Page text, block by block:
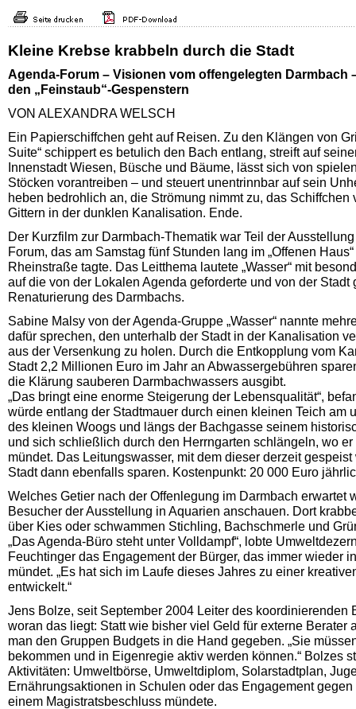
Kleine Krebse krabbeln durch die Stadt
Agenda-Forum – Visionen vom offengelegten Darmbach
den „Feinstaub“-Gespenstern
VON ALEXANDRA WELSCH
Ein Papierschiffchen geht auf Reisen. Zu den Klängen von
Suite“ schippert es betulich den Bach entlang, streift auf
Innenstadt Wiesen, Büsche und Bäume, lässt sich von
Stöcken vorantreiben – und steuert unentrinnbar auf sein
heben bedrohlich an, die Strömung nimmt zu, das Schiffchen
Gittern in der dunklen Kanalisation. Ende.
Der Kurzfilm zur Darmbach-Thematik war Teil der
Forum, das am Samstag fünf Stunden lang im „Offenen
Rheinstraße tagte. Das Leitthema lautete „Wasser“ mit
auf die von der Lokalen Agenda geforderte und von der Stadt
Renaturierung des Darmbachs.
Sabine Malsy von der Agenda-Gruppe „Wasser“ nannte
dafür sprechen, den unterhalb der Stadt in der Kanalisation
aus der Versenkung zu holen. Durch die Entkopplung vom
Stadt 2,2 Millionen Euro im Jahr an Abwassergebühren
die Klärung sauberen Darmbachwassers ausgibt.
„Das bringt eine enorme Steigerung der Lebensqualität“,
würde entlang der Stadtmauer durch einen kleinen Teich am
des kleinen Woogs und längs der Bachgasse seinem
und sich schließlich durch den Herrngarten schlängeln, wo er
mündet. Das Leitungswasser, mit dem dieser derzeit
Stadt dann ebenfalls sparen. Kostenpunkt: 20 000 Euro
Welches Getier nach der Offenlegung im Darmbach erwartet
Besucher der Ausstellung in Aquarien anschauen. Dort
über Kies oder schwammen Stichling, Bachschmerle und
„Das Agenda-Büro steht unter Volldampf“, lobte
Feuchtinger das Engagement der Bürger, das immer wieder
mündet. „Es hat sich im Laufe dieses Jahres zu einer
entwickelt.“
Jens Bolze, seit September 2004 Leiter des koordinierenden
woran das liegt: Statt wie bisher viel Geld für externe Berater
man den Gruppen Budgets in die Hand gegeben. „Sie
bekommen und in Eigenregie aktiv werden können.“ Bolzes
Aktivitäten: Umweltbörse, Umweltdiplom, Solarstadtplan,
Ernährungsaktionen in Schulen oder das Engagement
einem Magistratsbeschluss mündete.